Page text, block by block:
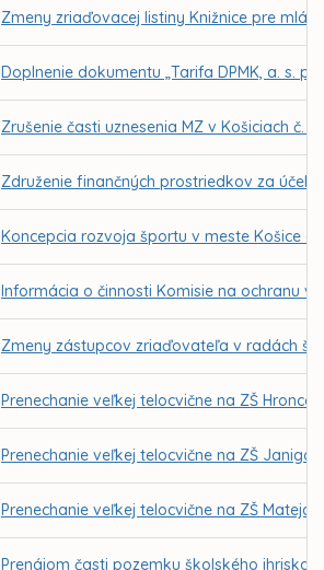
Zmeny zriaďovacej listiny Knižnice pre
Doplnenie dokumentu „Tarifa DPMK, a. s.
Zrušenie časti uznesenia MZ v Košiciach č.
Združenie finančných prostriedkov za
Koncepcia rozvoja športu v meste Košice
Informácia o činnosti Komisie na ochranu
Zmeny zástupcov zriaďovateľa v radách
Prenechanie veľkej telocvične na ZŠ
Prenechanie veľkej telocvične na ZŠ
Prenechanie veľkej telocvične na ZŠ
Prenájom časti pozemku školského ihriska